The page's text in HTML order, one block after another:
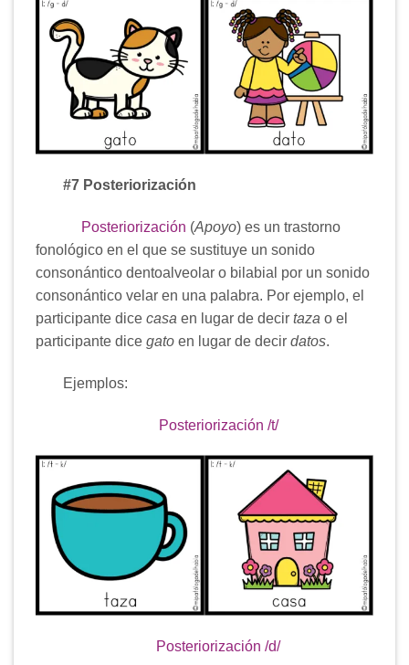
#7 Posteriorización
Posteriorización (Apoyo) es un trastorno
fonológico en el que se sustituye un sonido
consonántico dentoalveolar o bilabial por un sonido
consonántico velar en una palabra. Por ejemplo, el
participante dice casa en lugar de decir taza o el
participante dice gato en lugar de decir datos.
Ejemplos:
Posteriorización /t/
Posteriorización /d/